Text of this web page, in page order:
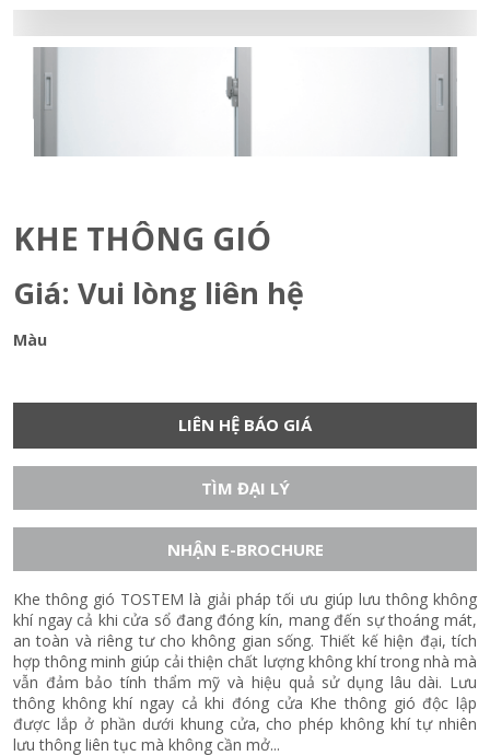
KHE THÔNG GIÓ
Giá: Vui lòng liên hệ
Màu
LIÊN HỆ BÁO GIÁ
TÌM ĐẠI LÝ
NHẬN E-BROCHURE
Khe thông gió TOSTEM là giải pháp tối ưu giúp lưu thông không
khí ngay cả khi cửa sổ đang đóng kín, mang đến sự thoáng mát,
an toàn và riêng tư cho không gian sống. Thiết kế hiện đại, tích
hợp thông minh giúp cải thiện chất lượng không khí trong nhà mà
vẫn đảm bảo tính thẩm mỹ và hiệu quả sử dụng lâu dài. Lưu
thông không khí ngay cả khi đóng cửa Khe thông gió độc lập
được lắp ở phần dưới khung cửa, cho phép không khí tự nhiên
lưu thông liên tục mà không cần mở...